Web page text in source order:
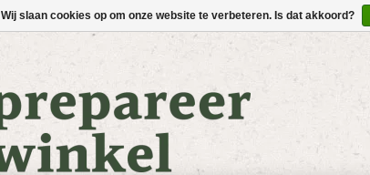
Wij slaan cookies op om onze website te verbeteren. Is dat akkoord?